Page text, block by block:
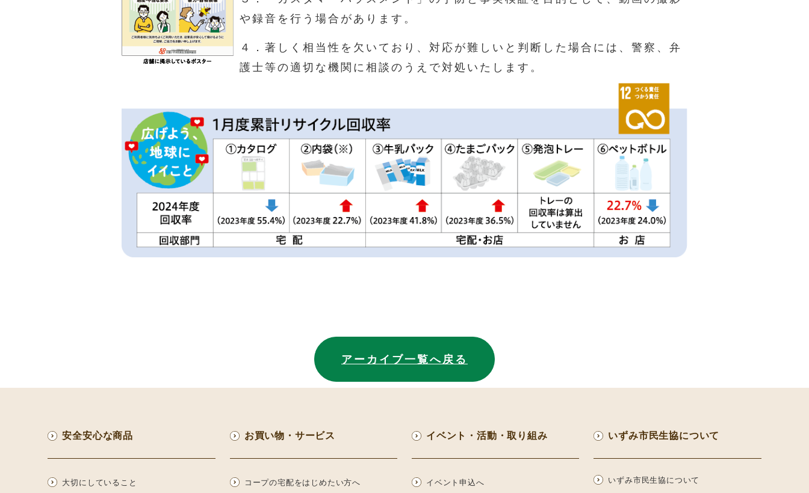
や録音を行う場合があります。
４．著しく相当性を欠いており、対応が難しいと判断した場合には、警察、弁
護士等の適切な機関に相談のうえで対処いたします。
アーカイブ一覧へ戻る
安全安心な商品
大切にしていること
お買い物・サービス
コープの宅配をはじめたい方へ
イベント・活動・取り組み
イベント申込へ
いずみ市民生協について
いずみ市民生協について